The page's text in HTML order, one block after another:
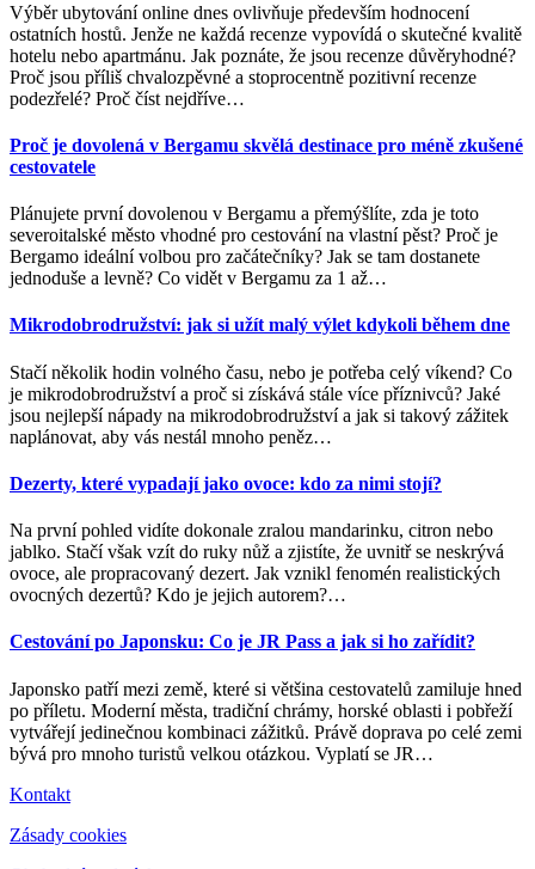
Výběr ubytování online dnes ovlivňuje především hodnocení
ostatních hostů. Jenže ne každá recenze vypovídá o skutečné kvalitě
hotelu nebo apartmánu. Jak poznáte, že jsou recenze důvěryhodné?
Proč jsou příliš chvalozpěvné a stoprocentně pozitivní recenze
podezřelé? Proč číst nejdříve…
Proč je dovolená v Bergamu skvělá destinace pro méně zkušené
cestovatele
Plánujete první dovolenou v Bergamu a přemýšlíte, zda je toto
severoitalské město vhodné pro cestování na vlastní pěst? Proč je
Bergamo ideální volbou pro začátečníky? Jak se tam dostanete
jednoduše a levně? Co vidět v Bergamu za 1 až…
Mikrodobrodružství: jak si užít malý výlet kdykoli během dne
Stačí několik hodin volného času, nebo je potřeba celý víkend? Co
je mikrodobrodružství a proč si získává stále více příznivců? Jaké
jsou nejlepší nápady na mikrodobrodružství a jak si takový zážitek
naplánovat, aby vás nestál mnoho peněz…
Dezerty, které vypadají jako ovoce: kdo za nimi stojí?
Na první pohled vidíte dokonale zralou mandarinku, citron nebo
jablko. Stačí však vzít do ruky nůž a zjistíte, že uvnitř se neskrývá
ovoce, ale propracovaný dezert. Jak vznikl fenomén realistických
ovocných dezertů? Kdo je jejich autorem?…
Cestování po Japonsku: Co je JR Pass a jak si ho zařídit?
Japonsko patří mezi země, které si většina cestovatelů zamiluje hned
po příletu. Moderní města, tradiční chrámy, horské oblasti i pobřeží
vytvářejí jedinečnou kombinaci zážitků. Právě doprava po celé zemi
bývá pro mnoho turistů velkou otázkou. Vyplatí se JR…
Kontakt
Zásady cookies